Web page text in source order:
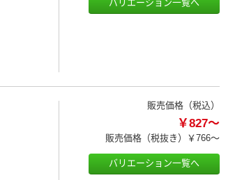
バリエーション一覧へ
販売価格（税込）
￥827～
販売価格（税抜き） ￥766～
バリエーション一覧へ